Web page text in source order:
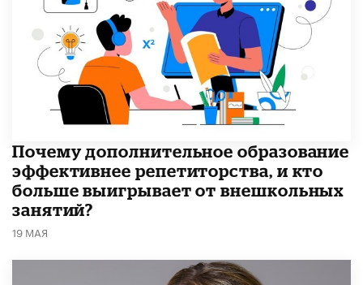
​Почему дополнительное образование
эффективнее репетиторства, и кто
больше выигрывает от внешкольных
занятий?
19 МАЯ